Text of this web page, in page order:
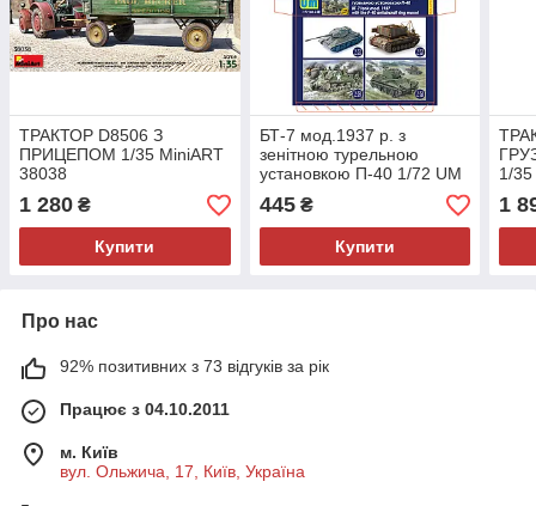
ТРАКТОР D8506 З
ПРИЦЕПОМ 1/35 MiniART
38038
1 280 ₴
Купити
БТ-7 мод.1937 р. з
зенітною турельною
установкою П-40 1/72 UM
238
445₴
Купити
1/
1
Про нас
92% позитивних з 73 відгуків за рік
Працює з 04.10.2011
м. Київ
вул. Ольжича, 17, Київ, Україна